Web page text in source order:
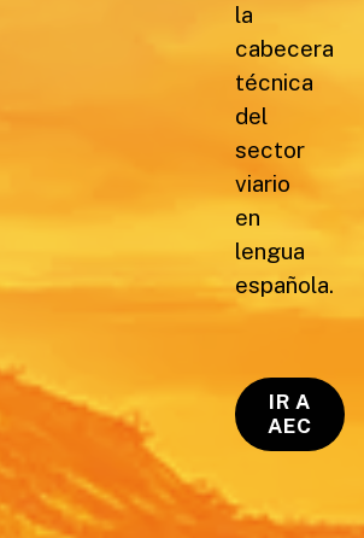
la
cabecera
técnica
del
sector
viario
en
lengua
española.
IR A
AEC